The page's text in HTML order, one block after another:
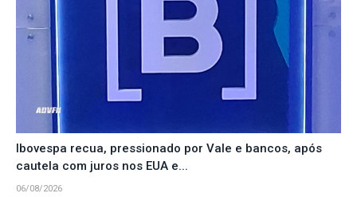
Ibovespa recua, pressionado por Vale e bancos, após
cautela com juros nos EUA e...
06/08/2026